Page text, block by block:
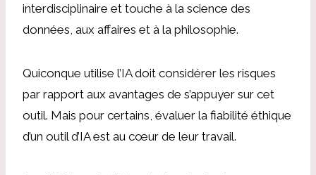
interdisciplinaire et touche à la science des
données, aux affaires et à la philosophie.
Quiconque utilise l’IA doit considérer les risques
par rapport aux avantages de s’appuyer sur cet
outil. Mais pour certains, évaluer la fiabilité éthique
d’un outil d’IA est au cœur de leur travail.